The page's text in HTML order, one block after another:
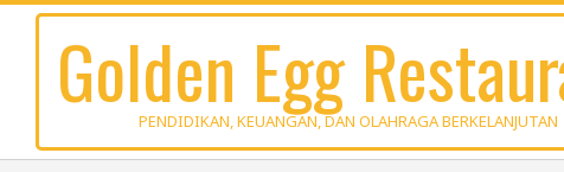
Skip
contentGolden Egg
PENDIDIKAN, KEUANGAN, DAN OLAHRAGA BERKELANJUTAN